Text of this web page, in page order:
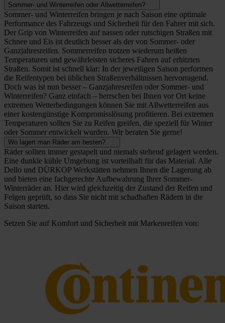
Sommer- und Winterreifen oder Allwetterreifen?
Sommer- und Winterreifen bringen je nach Saison eine optimale
Performance des Fahrzeugs und Sicherheit für den Fahrer mit sich.
Der Grip von Winterreifen auf nassen oder rutschigen Straßen mit
Schnee und Eis ist deutlich besser als der von Sommer- oder
Ganzjahresreifen. Sommerreifen trotzen wiederum heißen
Temperaturen und gewährleisten sicheres Fahren auf erhitzten
Straßen. Somit ist schnell klar: In der jeweiligen Saison performen
die Reifentypen bei üblichen Straßenverhältnissen hervorragend.
Doch was ist nun besser – Ganzjahresreifen oder Sommer- und
Winterreifen? Ganz einfach – herrschen bei Ihnen vor Ort keine
extremen Wetterbedingungen können Sie mit Allwetterreifen aus
einer kostengünstige Kompromisslösung profitieren. Bei extremen
Temperaturen sollten Sie zu Reifen greifen, die speziell für Winter
oder Sommer entwickelt wurden. Wir beraten Sie gerne!
Wo lagert man Räder am besten?
Räder sollten immer gestapelt und niemals stehend gelagert werden.
Eine dunkle kühle Umgebung ist vorteilhaft für das Material. Alle
Dello und DÜRKOP Werkstätten nehmen Ihnen die Lagerung ab
und bieten eine fachgerechte Aufbewahrung Ihrer Sommer-
Winterräder an. Hier wird gleichzeitig der Zustand der Reifen und
Felgen geprüft, so dass Sie nicht mit schadhaften Rädern in die
Saison starten.
Setzen Sie auf Komfort und Sicherheit mit Markenreifen von: